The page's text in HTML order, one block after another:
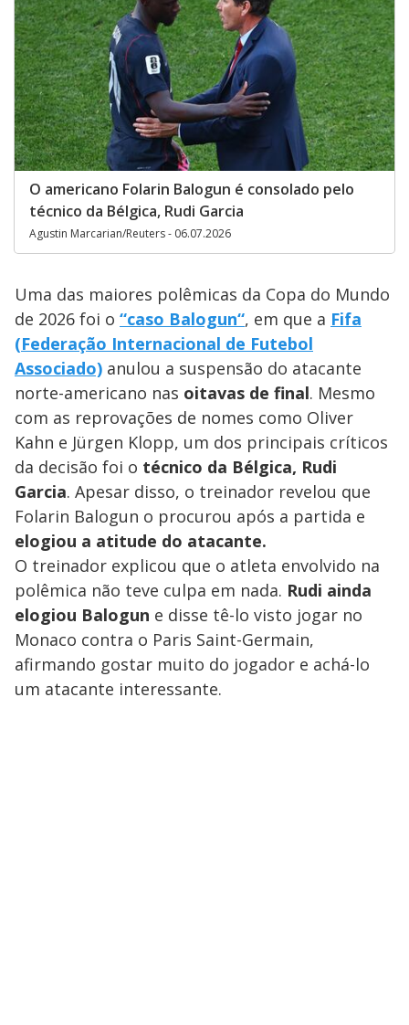
O americano Folarin Balogun é consolado pelo
técnico da Bélgica, Rudi Garcia
Agustin Marcarian/Reuters - 06.07.2026
Uma das maiores polêmicas da Copa do Mundo
de 2026 foi o “caso Balogun“, em que a Fifa
(Federação Internacional de Futebol
Associado) anulou a suspensão do atacante
norte-americano nas oitavas de final. Mesmo
com as reprovações de nomes como Oliver
Kahn e Jürgen Klopp, um dos principais críticos
da decisão foi o técnico da Bélgica, Rudi
Garcia. Apesar disso, o treinador revelou que
Folarin Balogun o procurou após a partida e
elogiou a atitude do atacante.
O treinador explicou que o atleta envolvido na
polêmica não teve culpa em nada. Rudi ainda
elogiou Balogun e disse tê-lo visto jogar no
Monaco contra o Paris Saint-Germain,
afirmando gostar muito do jogador e achá-lo
um atacante interessante.